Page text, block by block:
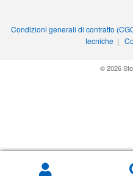
Condizioni generali di contratto
tecniche |
© 2026